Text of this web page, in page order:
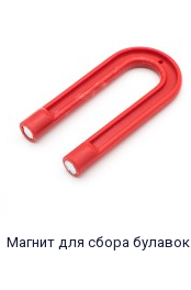
Магнит для сбора булавок